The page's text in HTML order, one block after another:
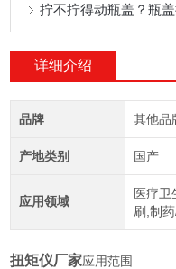
拧不拧得动瓶盖？瓶
详细介绍
品牌 其他品
产地类别 国产
应用领域
医疗卫
刷,制
扭矩仪厂家应用范围